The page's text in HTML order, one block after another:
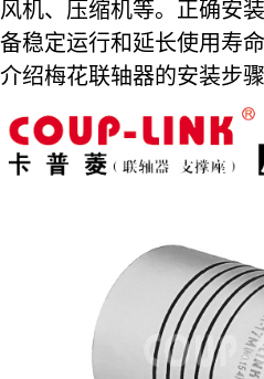
风机、压缩机等。正确安
备稳定运行和延长使用寿
介绍梅花联轴器的安装步骤